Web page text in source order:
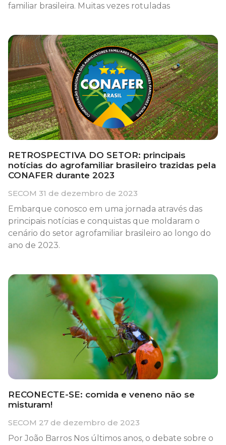
familiar brasileira. Muitas vezes rotuladas
RETROSPECTIVA DO SETOR: principais
notícias do agrofamiliar brasileiro trazidas pela
CONAFER durante 2023
SECOM 31 de dezembro de 2023
Embarque conosco em uma jornada através das
principais notícias e conquistas que moldaram o
cenário do setor agrofamiliar brasileiro ao longo do
ano de 2023.
RECONECTE-SE: comida e veneno não se
misturam!
SECOM 27 de dezembro de 2023
Por João Barros Nos últimos anos, o debate sobre o